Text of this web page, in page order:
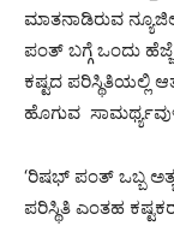
ಮಾತನಾಡಿರುವ
ಪಂತ್ ಬಗ್ಗೆ ಒಂದು
ಕಷ್ಟದ ಪರಿಸ್ಥಿತಿಯಲ್ಲಿ
ಹೊಗುವ
‘ರಿಷಭ್ ಪಂತ್ ಒಬ್ಬ
ಪರಿಸ್ಥಿತಿ ಎಂತಹ